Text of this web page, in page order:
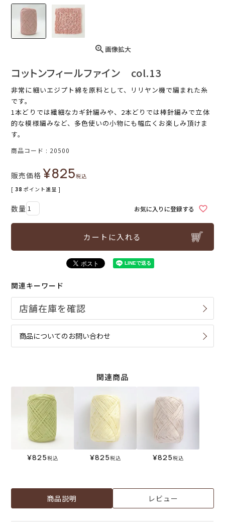
画像拡大
コットンフィールファイン col.13
非常に細いエジプト綿を原料として、リリヤン機で編まれた糸
です。
1本どりでは繊細なカギ針編みや、2本どりでは棒針編みで立体
的な模様編みなど、多色使いの小物にも幅広くお楽しみ頂けま
す。
商品コード 20500
販売価格 ¥825税込
[ 38 ポイント進呈 ]
お気に入りに登録する
カートに入れる
関連キーワード
商品についてのお問い合わせ
関連商品
¥825税込 ¥825税込 ¥825税込
商品説明 レビュー